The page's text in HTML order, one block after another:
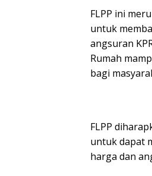
FLPP ini
untuk
angsuran
Rumah
bagi
FLPP
untuk dapat
harga dan